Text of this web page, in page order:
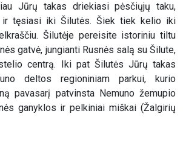
Jūrų takas driekiasi pėsčiųjų taku,
ir tęsiasi iki Šilutės. Šiek tiek kelio iki
Šilutėje pereisite istoriniu tiltu
gatvė, jungianti Rusnės salą su Šilute,
centrą. Iki pat Šilutės Jūrų takas
deltos regioniniam parkui, kurio
pavasarį patvinsta Nemuno žemupio
ganyklos ir pelkiniai miškai (Žalgirių